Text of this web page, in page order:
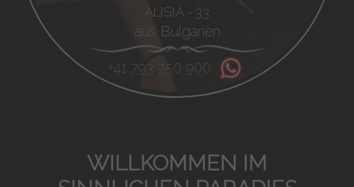
ALISIA - 33
aus Bulgarien
+41 793 750 900
WILLKOMMEN IM